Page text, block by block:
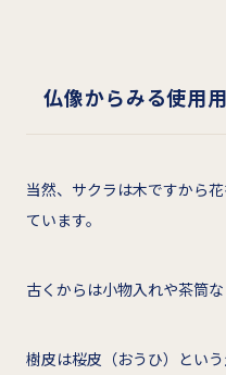
仏像からみる使用
当然、サクラは木ですから
ています。
古くからは小物入れや茶筒
樹皮は桜皮（おうひ）とい